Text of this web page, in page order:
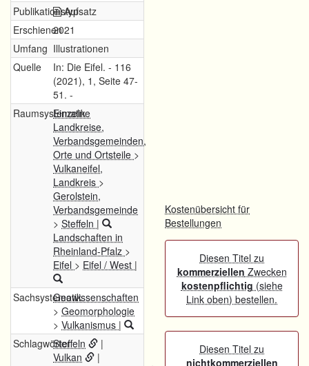
PublikationstypAufsatz
Erschienen2021
Umfang Illustrationen
Quelle
In: Die Eifel. - 116
(2021), 1, Seite 47-
51. -
Raumsystematik
Einzelne
Landkreise,
Verbandsgemeinden,
Orte und Ortsteile >
Vulkaneifel,
Landkreis >
Gerolstein,
Verbandsgemeinde
> Steffeln |
Landschaften in
Rheinland-Pfalz >
Eifel > Eifel / West |
SachsystematikGeowissenschaften
> Geomorphologie
> Vulkanismus |
SchlagwörterSteffeln
|
Vulkan
|
Kostenübersicht für
Bestellungen
Diesen Titel zu
kommerziellen Zwecken
kostenpflichtig (siehe
Link oben) bestellen.
Diesen Titel zu
nichtkommerziellen